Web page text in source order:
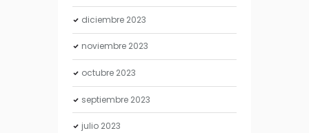
diciembre 2023
noviembre 2023
octubre 2023
septiembre 2023
julio 2023